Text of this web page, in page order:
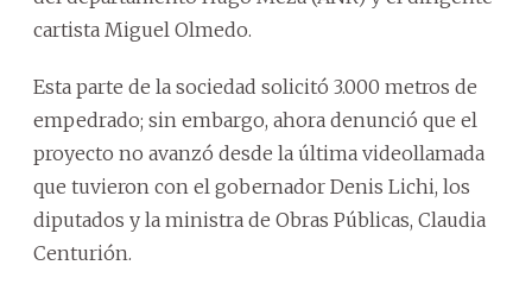
cartista Miguel Olmedo.
Esta parte de la sociedad solicitó 3.000 metros de
empedrado; sin embargo, ahora denunció que el
proyecto no avanzó desde la última videollamada
que tuvieron con el gobernador Denis Lichi, los
diputados y la ministra de Obras Públicas, Claudia
Centurión.